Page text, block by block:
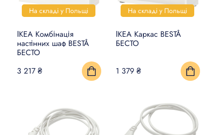
На складі у Польщі
ІКЕА Комбінація
настінних шаф BESTÅ
БЕСТО
3 217 ₴
На складі у Польщі
ІКЕА Каркас BESTÅ
БЕСТО
1 379 ₴